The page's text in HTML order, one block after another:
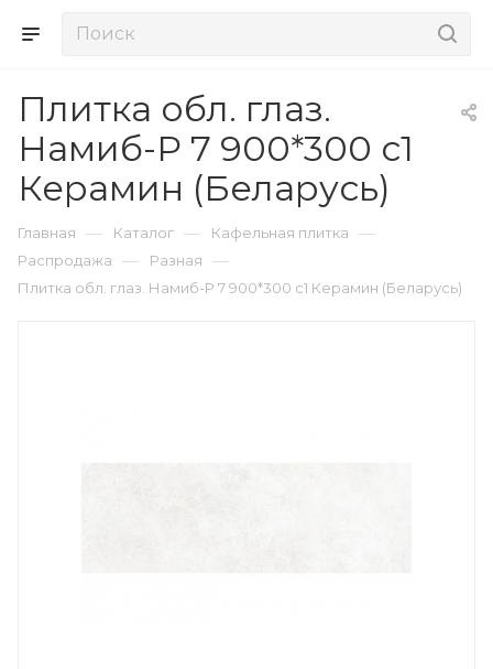
Плитка обл. глаз.
Намиб-Р 7 900*300 с1
Керамин (Беларусь)
Главная — Каталог — Кафельная плитка —
Распродажа — Разная —
Плитка обл. глаз. Намиб-Р 7 900*300 с1 Керамин (Беларусь)